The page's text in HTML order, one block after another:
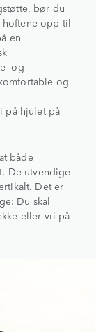
bør du
hoftene opp til
en
og
og
på hjulet på
både
De utvendige
Det er
Du skal
eller vri på